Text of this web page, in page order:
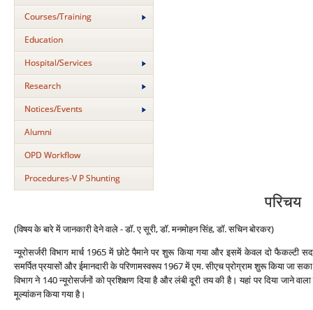
Courses/Training
Education
Hospital/Services
Research
Notices/Events
Alumni
OPD Workflow
Procedures-V P Shunting
परिचय
(विषय के बारे में जानकारी देने वाले - डॉ. ए सूरी, डॉ. मनमोहन सिंह, डॉ. सचिन बोरकर)
न्‍यूरोसर्जरी विभाग मार्च 1965 में छोटे पैमाने पर शुरू किया गया और इसमें केवल दो
समर्पित प्रयासों और ईमानदारी के परिणामस्‍वरूप 1967 में एम. सीएच प्रोग्राम शुरू किया जा
विभाग ने 140 न्‍यूरोसर्जनों को प्रशिक्षण दिया है और लंबी दूरी तय की है। यहां पर दिया जाने
मूल्‍यांकन किया गया है।